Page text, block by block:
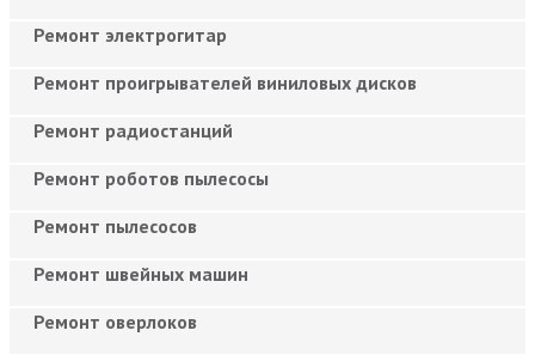
Ремонт электрогитар
Ремонт проигрывателей виниловых дисков
Ремонт радиостанций
Ремонт роботов пылесосы
Ремонт пылесосов
Ремонт швейных машин
Ремонт оверлоков